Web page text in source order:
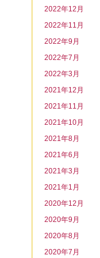
2022年12月
2022年11月
2022年9月
2022年7月
2022年3月
2021年12月
2021年11月
2021年10月
2021年8月
2021年6月
2021年3月
2021年1月
2020年12月
2020年9月
2020年8月
2020年7月